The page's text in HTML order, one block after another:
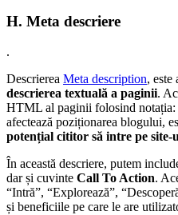
H. Meta descriere
.
Descrierea Meta description, este
descrierea textuală a paginii.
HTML al paginii folosind notația:
afectează poziționarea blogului,
potențial cititor să intre pe site-
În această descriere, putem
dar și cuvinte Call To Action.
“Intră”, “Explorează”,
și beneficiile pe care le are